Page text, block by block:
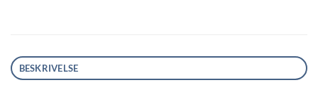
BESKRIVELSE